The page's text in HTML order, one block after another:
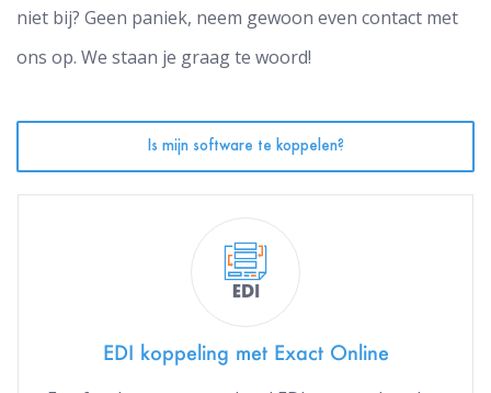
niet bij? Geen paniek, neem gewoon even contact met
ons op. We staan je graag te woord!
Is mijn software te koppelen?
EDI koppeling met Exact Online